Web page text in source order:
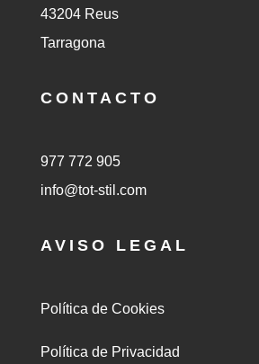
43204 Reus
Tarragona
CONTACTO
977 772 905
info@tot-stil.com
AVISO LEGAL
Política de Cookies
Política de Privacidad